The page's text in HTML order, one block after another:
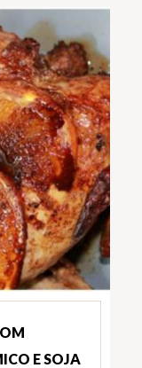
E SOJA